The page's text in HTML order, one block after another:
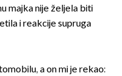
majka nije željela biti
i reakcije supruga
a on mi je rekao: